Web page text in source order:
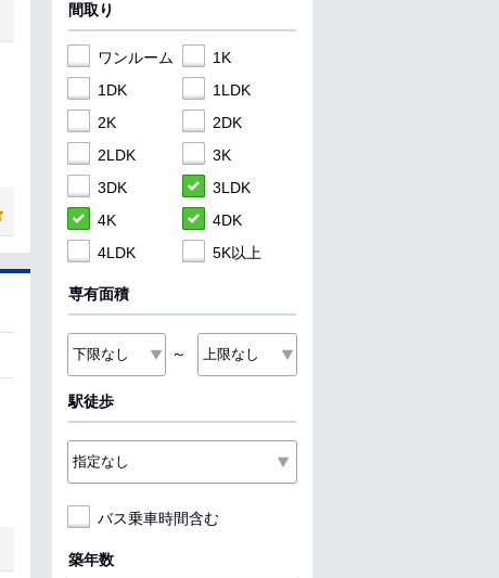
間取り
ワンルーム
1K
1DK
1LDK
2K
2DK
2LDK
3K
3DK
3LDK
4K
4DK
4LDK
5K以上
専有面積
～
駅徒歩
バス乗車時間含む
築年数